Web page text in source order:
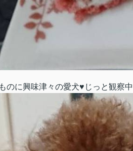
のに興味津々の愛犬♥じっと観察